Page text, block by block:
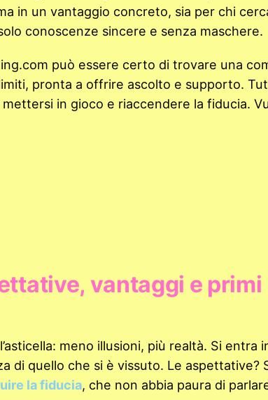
in un vantaggio concreto, sia per chi
conoscenze sincere e senza maschere.
può essere certo di trovare una
pronta a offrire ascolto e supporto.
in gioco e riaccendere la fiducia.
vantaggi e primi
meno illusioni, più realtà. Si entra
di quello che si è vissuto. Le aspettative?
la fiducia, che non abbia paura di